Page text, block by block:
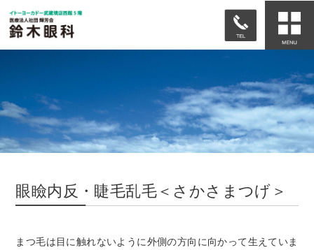
眼瞼内反・睫毛乱毛＜さかさまつげ＞
まつ毛は目に触れないように外側の方向に向かって生えていま